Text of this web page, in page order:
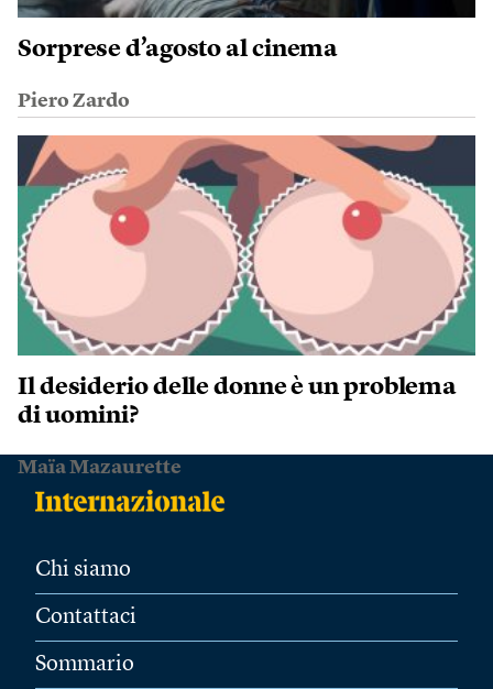
Sorprese d’agosto al cinema
Piero Zardo
Il desiderio delle donne è un problema
di uomini?
Maïa Mazaurette
Chi siamo
Contattaci
Sommario